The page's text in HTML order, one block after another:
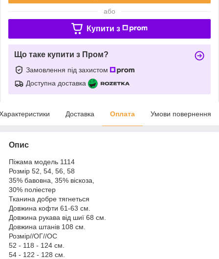
або
Купити з
Що таке купити з Пром?
Замовлення під захистом
Доступна доставка
Доставка Оплата Умови повернення
Опис
Піжама модель 1114
Розмір 52, 54, 56, 58
35% бавовна, 35% віскоза,
30% поліестер
Тканина добре тягнеться
Довжина кофти 61-63 см.
Довжина рукава від шиї 68 см.
Довжина штанів 108 см.
Розмір//ОГ//ОС
52 - 118 - 124 см.
54 - 122 - 128 см.